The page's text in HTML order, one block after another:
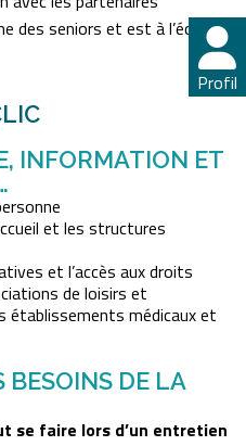
Profil
des seniors et est à l’écoute
INFORMATION ET
et les structures
et l’accès aux droits
de loisirs et
établissements médicaux et
BESOINS DE LA
se faire lors d’un entretien
Profil